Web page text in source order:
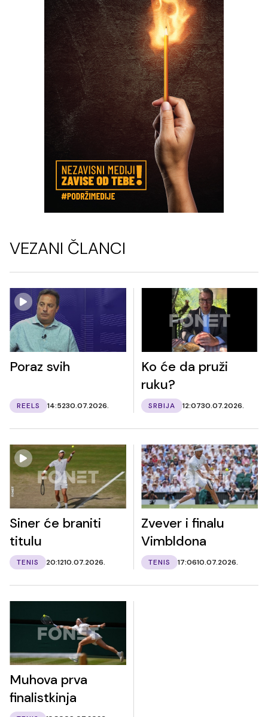
VEZANI ČLANCI
Poraz svih
REELS 14:5230.07.2026.
Ko će da pruži
ruku?
SRBIJA 12:0730.07.2026.
Siner će braniti
titulu
TENIS 20:1210.07.2026.
Zvever i finalu
Vimbldona
TENIS 17:0610.07.2026.
Muhova prva
finalistkinja